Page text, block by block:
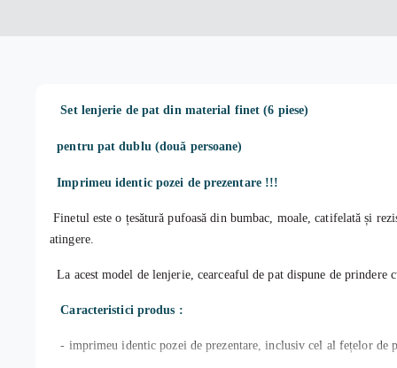
Set l enjerie de pat din material finet (6 piese)
pentru pat dublu (două persoane)
Imprimeu identic pozei de prezentare !!!
Finetul este o țesătură pufoasă din bumbac, moale, catifelată și
atingere.
La acest model de lenjerie, cearceaful de pat dispune de prindere
Caracteristici produs :
- imprimeu identic pozei de prezentare, inclusiv cel al fețelor de